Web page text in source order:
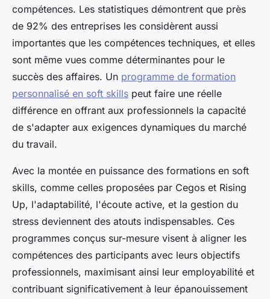
compétences. Les statistiques démontrent que près
de 92% des entreprises les considèrent aussi
importantes que les compétences techniques, et elles
sont même vues comme déterminantes pour le
succès des affaires. Un programme de formation
personnalisé en soft skills peut faire une réelle
différence en offrant aux professionnels la capacité
de s'adapter aux exigences dynamiques du marché
du travail.
Avec la montée en puissance des formations en soft
skills, comme celles proposées par Cegos et Rising
Up, l'adaptabilité, l'écoute active, et la gestion du
stress deviennent des atouts indispensables. Ces
programmes conçus sur-mesure visent à aligner les
compétences des participants avec leurs objectifs
professionnels, maximisant ainsi leur employabilité et
contribuant significativement à leur épanouissement